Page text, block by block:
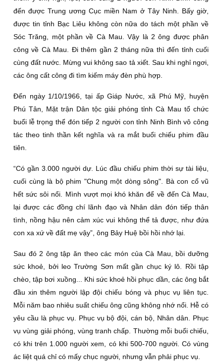
đến được Trung ương Cục miền Nam ở Tây Ninh. Bấy giờ,
được tin tỉnh Bạc Liêu không còn nữa do tách một phần về
Sóc Trăng, một phần về Cà Mau. Vậy là 2 ông được phân
công về Cà Mau. Đi thêm gần 2 tháng nữa thì đến tỉnh cuối
cùng đất nước. Mừng vui không sao tả xiết. Sau khi nghỉ ngơi,
các ông cất công đi tìm kiếm máy đèn phù hợp.
Đến ngày 1/10/1966, tại ấp Giáp Nước, xã Phú Mỹ, huyện
Phú Tân, Mặt trận Dân tộc giải phóng tỉnh Cà Mau tổ chức
buổi lễ trọng thể đón tiếp 2 người con tỉnh Ninh Bình vô công
tác theo tinh thần kết nghĩa và ra mắt buổi chiếu phim đầu
tiên.
“Có gần 3.000 người dự. Lúc đầu chiếu phim thời sự tài liệu,
cuối cùng là bộ phim "Chung một dòng sông". Bà con cổ vũ
hết sức sôi nổi. Mình vượt mọi khó khăn để về đến Cà Mau,
lại được các đồng chí lãnh đạo và Nhân dân đón tiếp thân
tình, nồng hậu nên cảm xúc vui không thể tả được, như đứa
con xa xứ về đất mẹ vậy”, ông Bảy Huệ bồi hồi nhớ lại.
Sau đó 2 ông tập ăn theo các món của Cà Mau, bồi dưỡng
sức khoẻ, bởi leo Trường Sơn mất gần chục ký lô. Rồi tập
chèo, tập bơi xuồng... Khi sức khoẻ hồi phục dần, các ông bắt
đầu xin thêm người lập đội chiếu bóng và phục vụ liên tục.
Mỗi năm bao nhiêu suất chiếu ông cũng không nhớ nổi. Hễ có
yêu cầu là phục vụ. Phục vụ bộ đội, cán bộ, Nhân dân. Phục
vụ vùng giải phóng, vùng tranh chấp. Thường mỗi buổi chiếu,
có khi trên 1.000 người xem, có khi 500-700 người. Có vùng
ác liệt quá chỉ có mấy chục người, nhưng vẫn phải phục vụ.